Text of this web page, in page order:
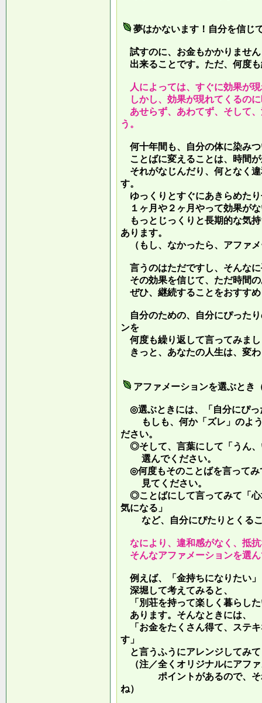
夢はかないます！自分を信じ
試すのに、お金もかかりませ
出来ることです。ただ、何度
人によっては、すぐに効果が
しかし、効果が現れてくるの
あせらず、あわてず、そして
う。
何十年間も、自分の体に染み
ことばに変えることは、時間
それがなじんだり、何となく
す。
ゆっくりとすぐにあきらめた
１ヶ月や２ヶ月やって効果が
もっとじっくりと長期的な気
あります。
（もし、なかったら、アファ
言うのはただですし、そんな
その効果を信じて、ただ時間
ぜひ、継続することをおすす
自分のための、自分にぴった
ンを
何度も繰り返して言ってみま
きっと、あなたの人生は、変
アファメーションを選ぶとき
◎選ぶときには、「自分にぴっ
もしも、何か「ズレ」のよう
ださい。
◎そして、言葉にして「うん、
選んでください。
◎何度もそのことばを言ってみ
見てください。
◎ことばにして言ってみて「心
気になる」
など、自分にぴたりとくるこ
なにより、違和感がなく、抵
そんなアファメーションを選
例えば、「金持ちになりたい
深堀して考えてみると、
「別荘を持って楽しく暮らし
あります。そんなときには、
「お金をたくさん得て、ステ
す」
と言うふうにアレンジしてみ
（注／全くオリジナルにアフ
ポイントがあるので、それ
ね）